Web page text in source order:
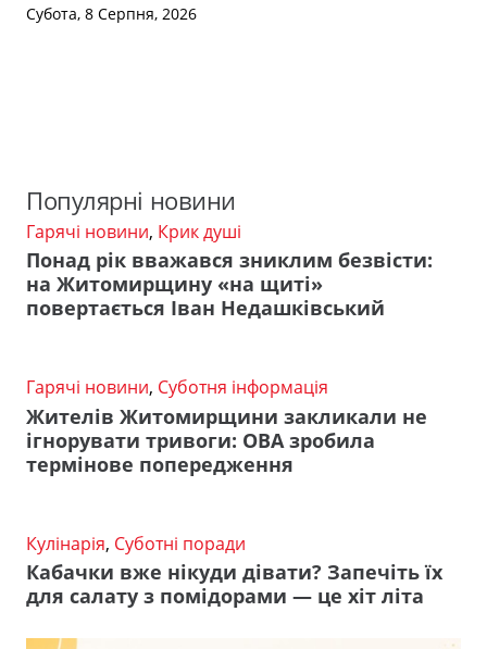
Субота, 8 Серпня, 2026
Популярні новини
Гарячі новини, Крик душі
Понад рік вважався зниклим безвісти:
на Житомирщину «на щиті»
повертається Іван Недашківський
Гарячі новини, Суботня інформація
Жителів Житомирщини закликали не
ігнорувати тривоги: ОВА зробила
термінове попередження
Кулінарія, Суботні поради
Кабачки вже нікуди дівати? Запечіть їх
для салату з помідорами — це хіт літа